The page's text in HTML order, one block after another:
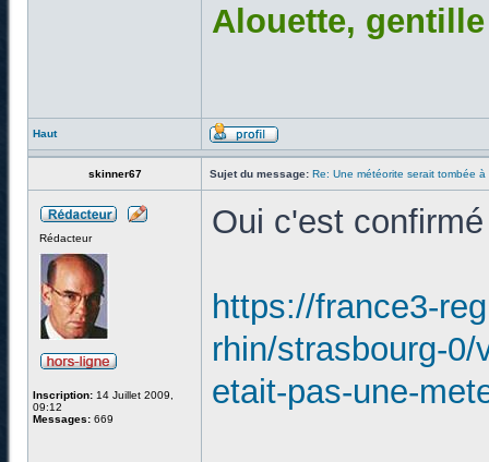
Alouette,
Haut
skinner67 Sujet du message: Re: Une météorite serait tombée à
Rédacteur
Inscription: 14 Juillet 2009,
09:12
Messages: 669
Oui c'est
https://france3-
rhin/strasbourg-
etait-pas-une-